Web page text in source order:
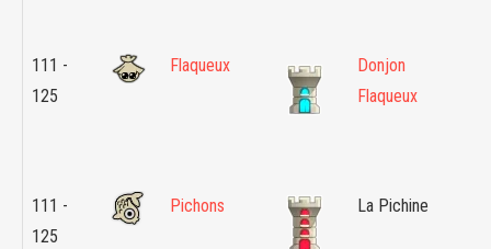
111 -
125
Flaqueux
Donjon
Flaqueux
111 -
125
Pichons La Pichine